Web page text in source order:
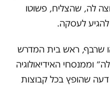
לה, שהצליח, פשוטו
לעסקה.
שרבף, ראש בית המדרש
וממנסחי האידיאולוגיה
שהופץ בכל קבוצות